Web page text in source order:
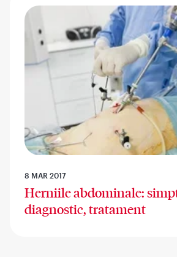
8 MAR 2017
Herniile abdominale:
diagnostic, tratament